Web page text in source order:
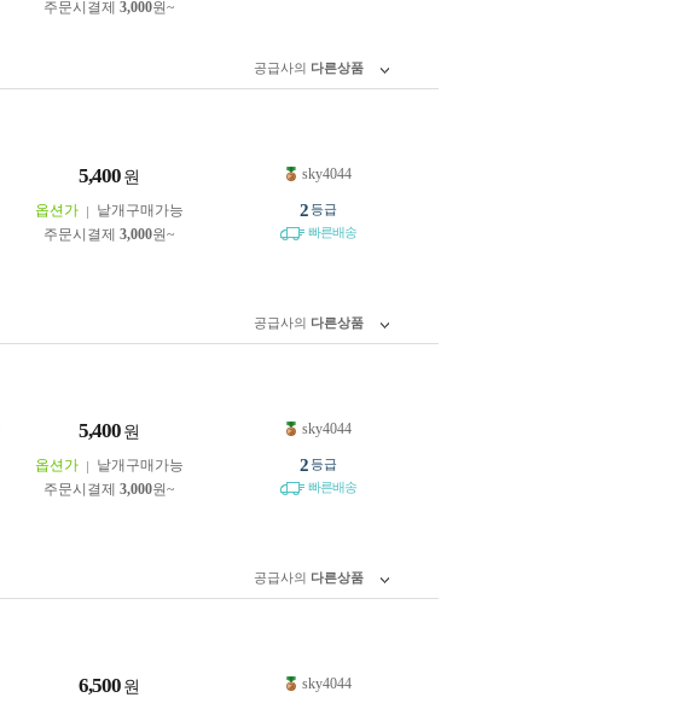
주문시결제 3,000원~
공급사의 다른상품
5,400 원
옵션가
낱개구매가능
주문시결제 3,000원~
sky4044
2등급
빠른배송
공급사의 다른상품
5,400 원
옵션가
낱개구매가능
주문시결제 3,000원~
sky4044
2등급
빠른배송
공급사의 다른상품
6,500 원 sky4044